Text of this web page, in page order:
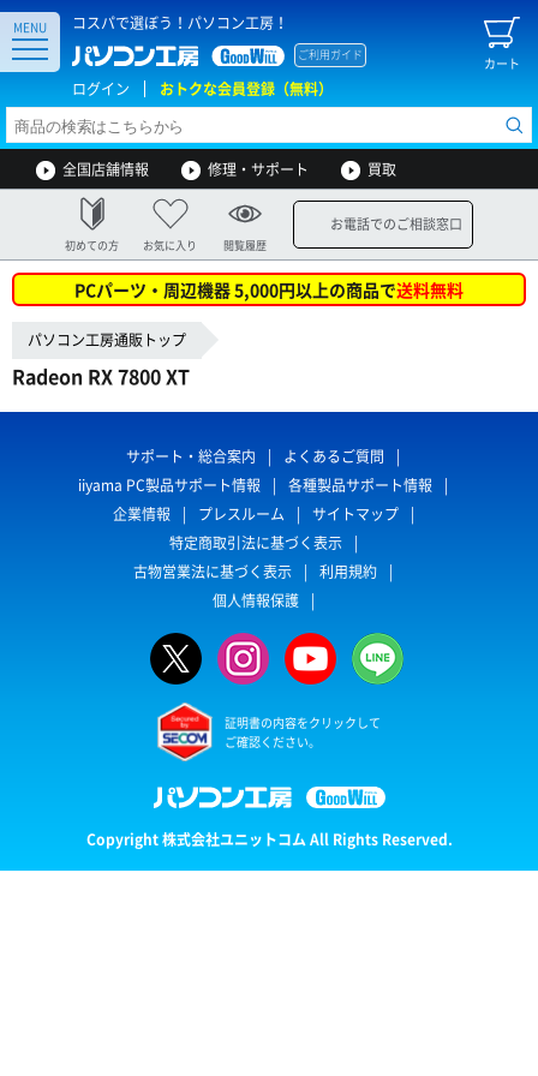
コスパで選ぼう！パソコン工房！
カート
ご利用ガイド
ログイン おトクな会員登録（無料）
MENU
全国店舗情報 修理・サポート 買取
初めての方 お気に入り 閲覧履歴
お電話でのご相談窓口
PCパーツ・周辺機器 5,000円以上の商品で送料無料
パソコン工房通販トップ
Radeon RX 7800 XT
サポート・総合案内
よくあるご質問
iiyama PC製品サポート情報
各種製品サポート情報
企業情報
プレスルーム
サイトマップ
特定商取引法に基づく表示
古物営業法に基づく表示
利用規約
個人情報保護
証明書の内容をクリックして
ご確認ください。
Copyright 株式会社ユニットコム All Rights Reserved.